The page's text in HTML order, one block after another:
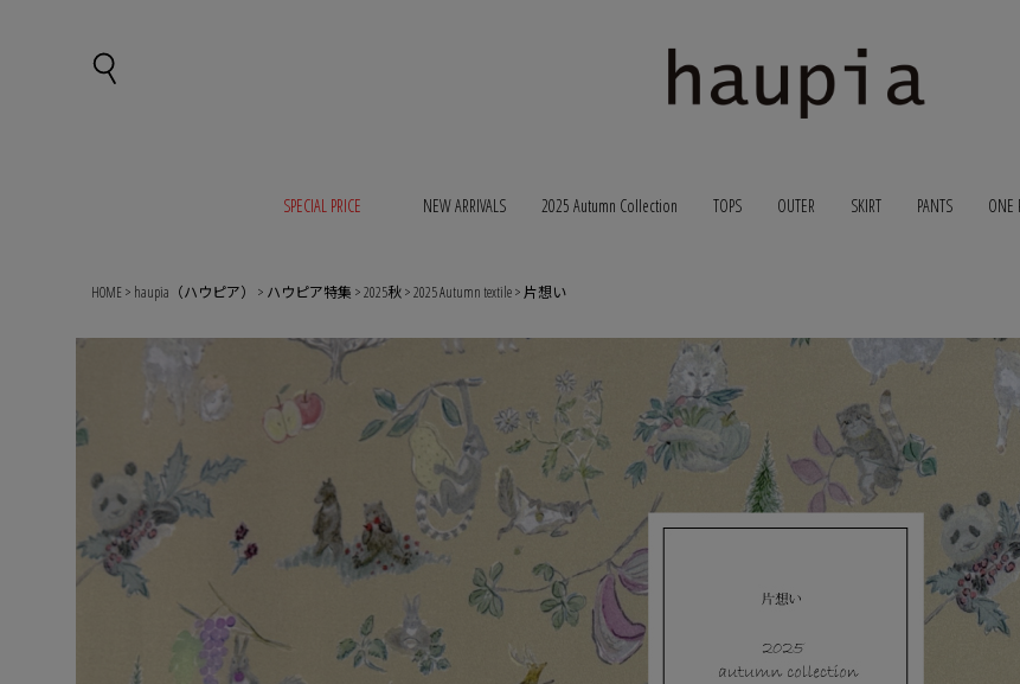
SPECIAL PRICE NEW ARRIVALS 2025 Autumn Collection TOPS OUTER SKIRT PANTS ONE
HOME haupia（ハウピア） ハウピア特集 2025秋 2025 Autumn textile 片想い